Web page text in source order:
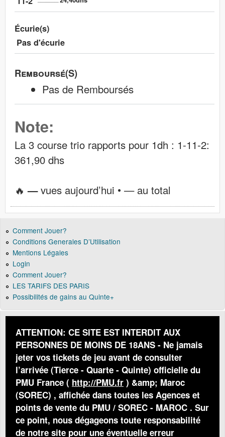
Écurie(s)
Pas d'écurie
Remboursé(s)
Pas de Remboursés
Note:
La 3 course trio rapports pour 1dh : 1-11-2:
361,90 dhs
🔥—vues aujourd’hui •—au total
Comment Jouer?
Conditions Generales D’Utilisation
Mentions Légales
Login
Comment Jouer?
LES TARIFS DES PARIS
Possibilités de gains au Quinte+
ATTENTION: CE SITE EST INTERDIT AUX
PERSONNES DE MOINS DE 18ANS - Ne jamais
jeter vos tickets de jeu avant de consulter
l’arrivée (Tierce - Quarte - Quinte) officielle du
PMU France ( http://PMU.fr ) &amp; Maroc
(SOREC) , affichée dans toutes les Agences et
points de vente du PMU / SOREC - MAROC . Sur
ce point, nous dégageons toute responsabilité
de notre site pour une éventuelle erreur